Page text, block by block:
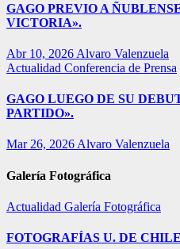
GAGO PREVIO A
VICTORIA».
Abr 10, 2026 Alvaro Valenzuela
Actualidad Conferencia de Prensa
GAGO LUEGO DE SU
PARTIDO».
Mar 26, 2026 Alvaro Valenzuela
Galería Fotográfica
Actualidad Galería Fotográfica
FOTOGRAFÍAS U. DE